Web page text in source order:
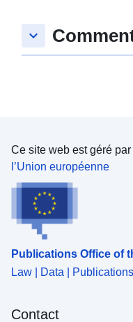
keyboard_arrow_down
Ce site web est géré par
l’Union européenne
Publications Office of
Law | Data | Publications
Contact